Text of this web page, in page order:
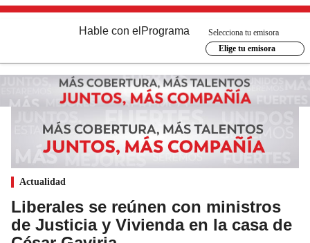
Hable con el Programa
Selecciona tu emisora
Elige tu emisora
Actualidad
Liberales se reúnen con ministros
de Justicia y Vivienda en la casa de